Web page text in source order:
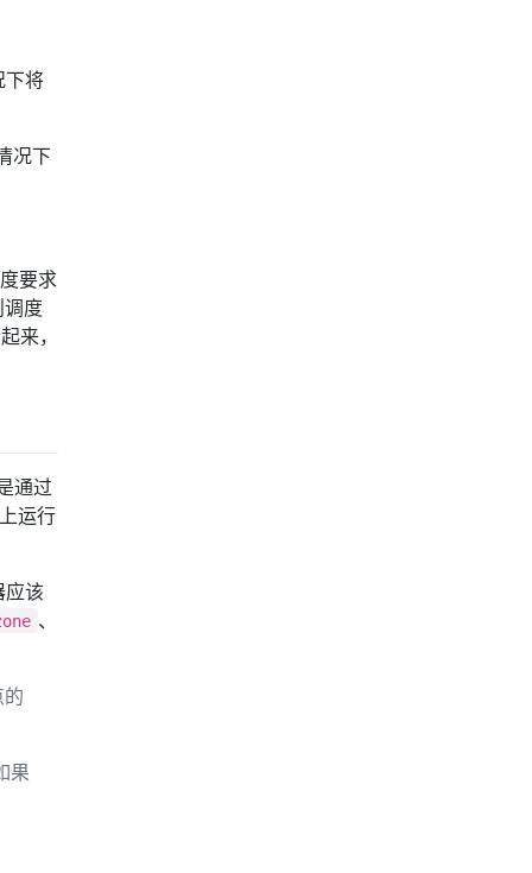
下将
况下
要求
度
来，
通过
运行
应该
、
果